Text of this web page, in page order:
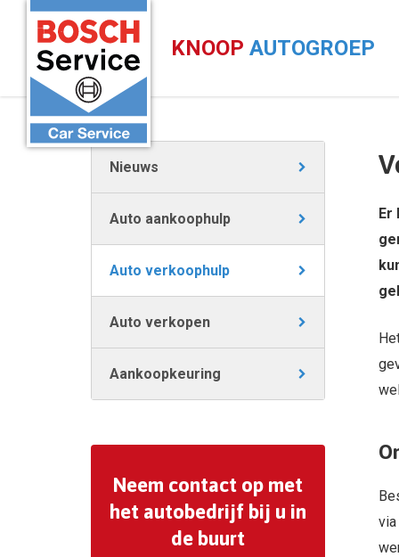
KNOOP AUTOGROEP
Nieuws
Auto aankoophulp
Auto verkoophulp
Auto verkopen
Aankoopkeuring
Neem contact op met
het autobedrijf bij u in
de buurt
Er
via